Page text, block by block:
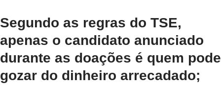
Segundo as regras do TSE,
apenas o candidato anunciado
durante as doações é quem pode
gozar do dinheiro arrecadado;